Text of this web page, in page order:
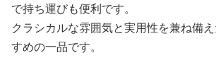
で持ち運びも便利です。
クラシカルな雰囲気と実用性を兼ね備
すめの一品です。